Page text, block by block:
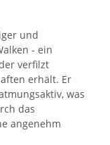
und
- ein
verfilzt
erhält. Er
was
das
angenehm